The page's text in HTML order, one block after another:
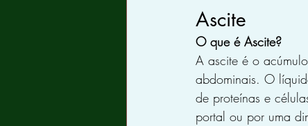
Ascite
O que é Ascite?
A ascite é o
abdominais. O
de proteínas e
portal ou por uma